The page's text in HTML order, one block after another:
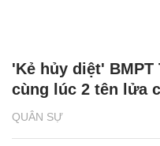
QUÂN SỰ
'Kẻ hủy diệt'
cùng lúc 2 tên lửa